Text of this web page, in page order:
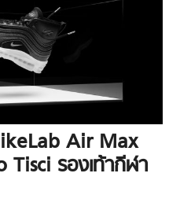
Air Max
รองเท้ากีฬา